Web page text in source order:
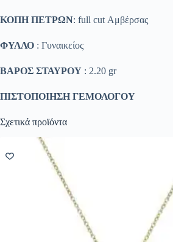
ΚΟΠΗ ΠΕΤΡΩΝ: full cut Αμβέρσας
ΦΥΛΛΟ : Γυναικείος
ΒΑΡΟΣ ΣΤΑΥΡΟΥ : 2.20 gr
ΠΙΣΤΟΠΟΙΗΣΗ ΓΕΜΟΛΟΓΟΥ
Σχετικά προϊόντα